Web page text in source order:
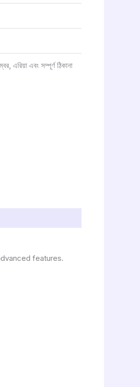
এরিয়া এবং সম্পূর্ণ ঠিকানা
features.